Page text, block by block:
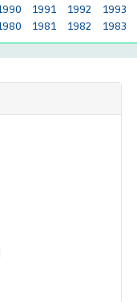
1991 1992 1993
1981 1982 1983